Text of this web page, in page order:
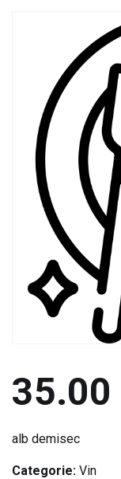
35.00
alb demisec
Categorie: Vin